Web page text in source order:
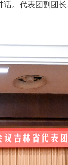
。代表团副团